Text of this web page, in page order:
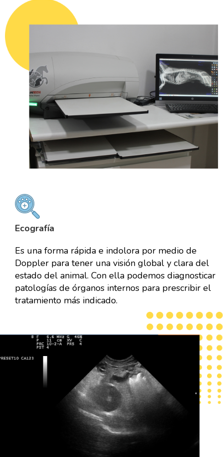
Ecografía
Es una forma rápida e indolora por medio de
Doppler para tener una visión global y clara del
estado del animal. Con ella podemos diagnosticar
patologías de órganos internos para prescribir el
tratamiento más indicado.